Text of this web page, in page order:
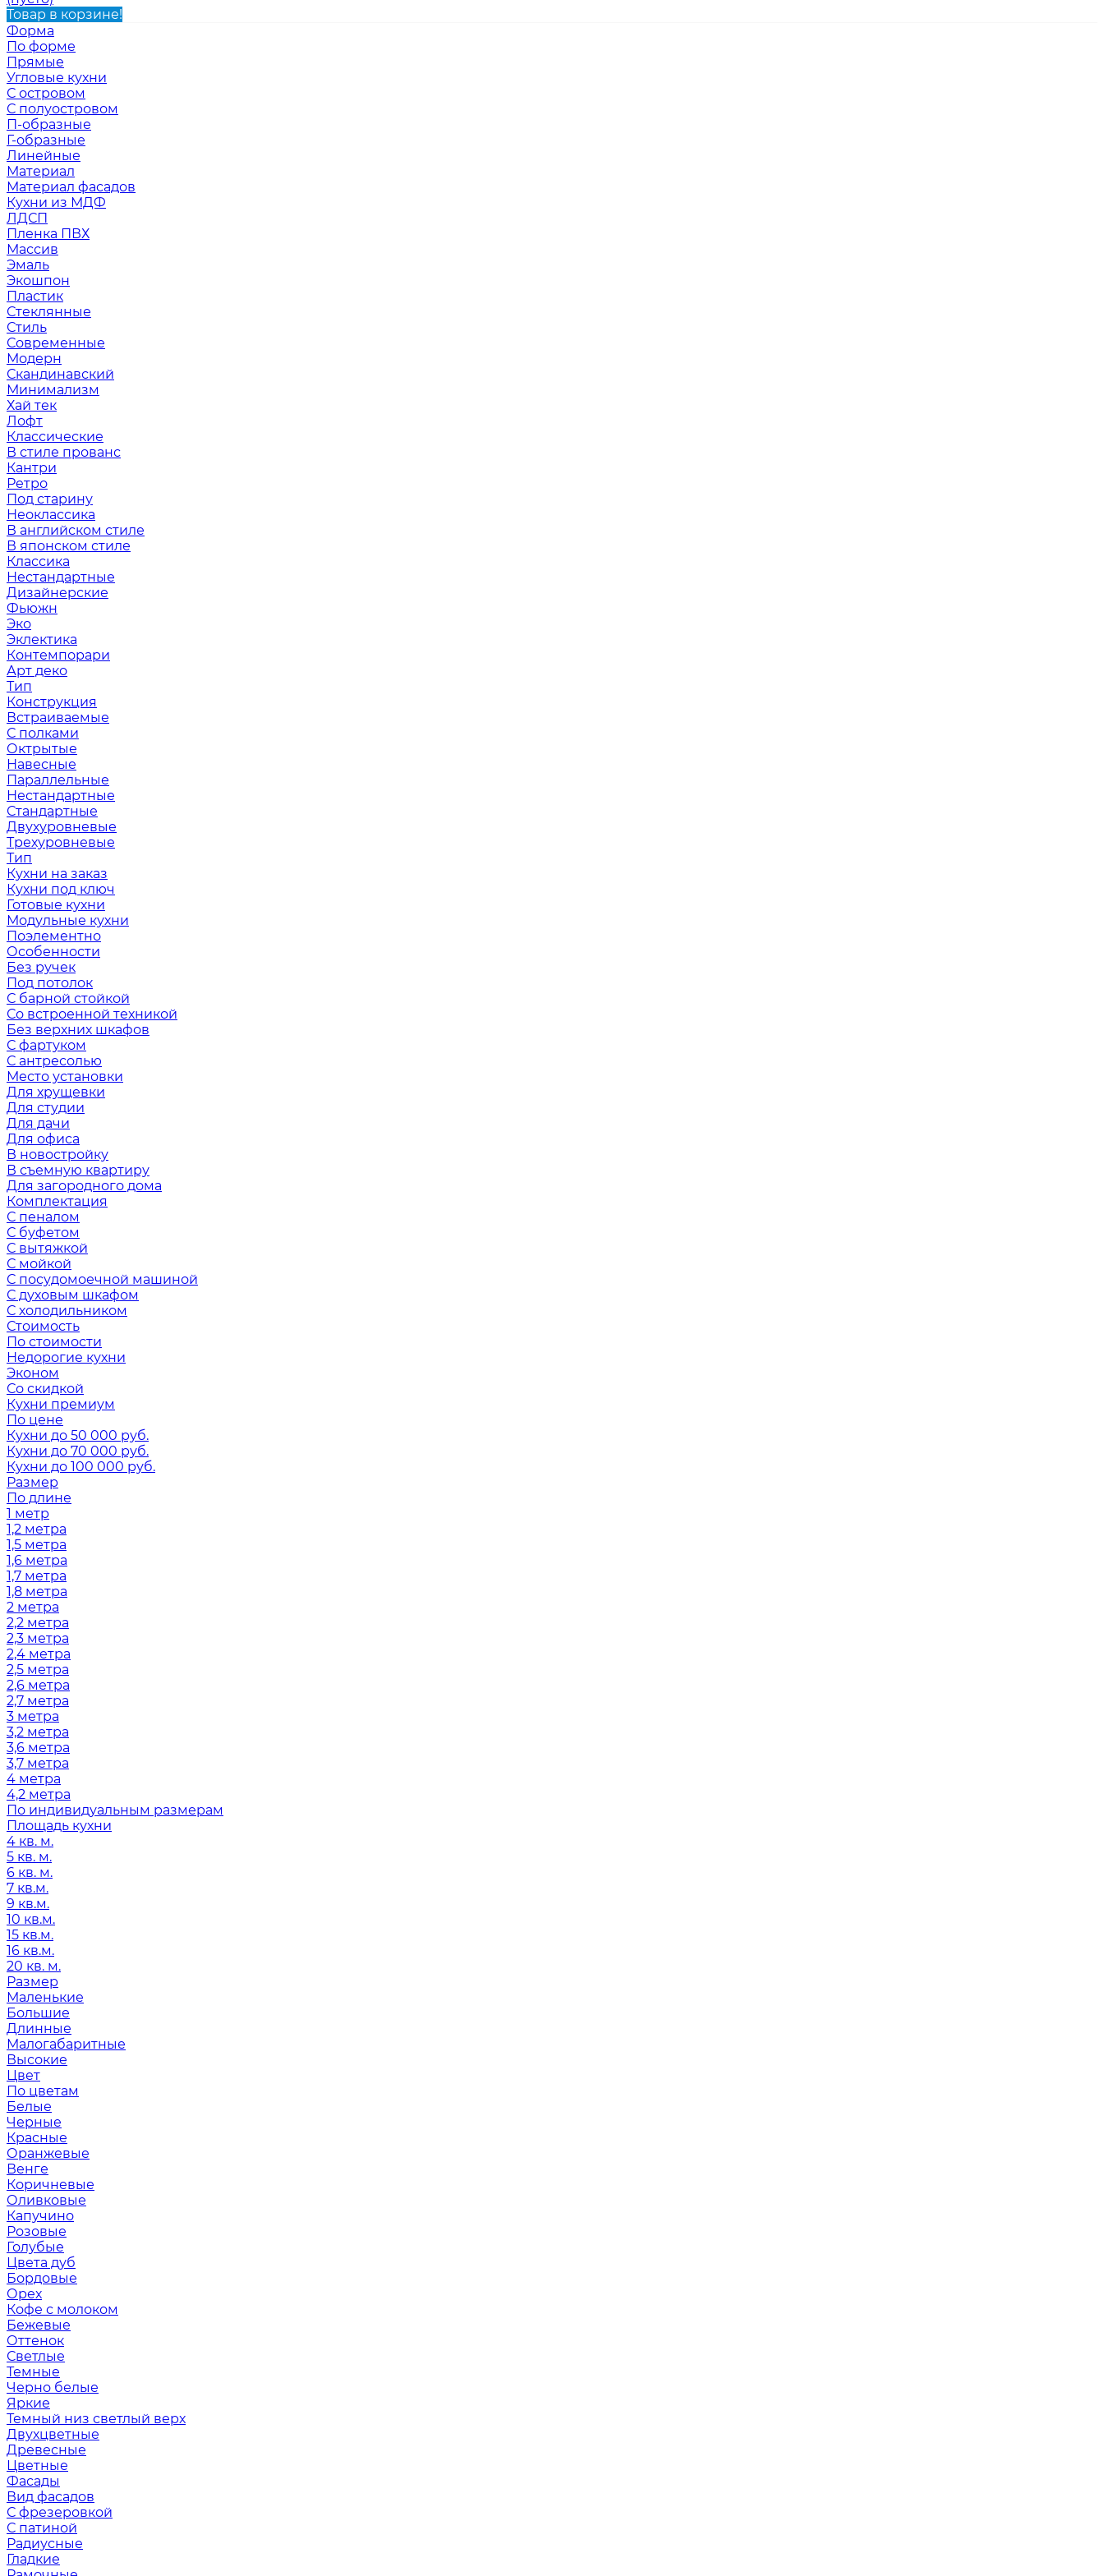
Товар в корзине!
Форма
По форме
Прямые
Угловые кухни
С островом
С полуостровом
П-образные
Г-образные
Линейные
Материал
Материал фасадов
Кухни из МДФ
ЛДСП
Пленка ПВХ
Массив
Эмаль
Экошпон
Пластик
Стеклянные
Стиль
Современные
Модерн
Скандинавский
Минимализм
Хай тек
Лофт
Классические
В стиле прованс
Кантри
Ретро
Под старину
Неоклассика
В английском стиле
В японском стиле
Классика
Нестандартные
Дизайнерские
Фьюжн
Эко
Эклектика
Контемпорари
Арт деко
Тип
Конструкция
Встраиваемые
С полками
Октрытые
Навесные
Параллельные
Нестандартные
Стандартные
Двухуровневые
Трехуровневые
Тип
Кухни на заказ
Кухни под ключ
Готовые кухни
Модульные кухни
Поэлементно
Особенности
Без ручек
Под потолок
С барной стойкой
Со встроенной техникой
Без верхних шкафов
С фартуком
С антресолью
Место установки
Для хрущевки
Для студии
Для дачи
Для офиса
В новостройку
В съемную квартиру
Для загородного дома
Комплектация
С пеналом
С буфетом
С вытяжкой
С мойкой
С посудомоечной машиной
С духовым шкафом
С холодильником
Стоимость
По стоимости
Недорогие кухни
Эконом
Со скидкой
Кухни премиум
По цене
Кухни до 50 000 руб.
Кухни до 70 000 руб.
Кухни до 100 000 руб.
Размер
По длине
1 метр
1,2 метра
1,5 метра
1,6 метра
1,7 метра
1,8 метра
2 метра
2,2 метра
2,3 метра
2,4 метра
2,5 метра
2,6 метра
2,7 метра
3 метра
3,2 метра
3,6 метра
3,7 метра
4 метра
4,2 метра
По индивидуальным размерам
Площадь кухни
4 кв. м.
5 кв. м.
6 кв. м.
7 кв.м.
9 кв.м.
10 кв.м.
15 кв.м.
16 кв.м.
20 кв. м.
Размер
Маленькие
Большие
Длинные
Малогабаритные
Высокие
Цвет
По цветам
Белые
Черные
Красные
Оранжевые
Венге
Коричневые
Оливковые
Капучино
Розовые
Голубые
Цвета дуб
Бордовые
Орех
Кофе с молоком
Бежевые
Оттенок
Светлые
Темные
Черно белые
Яркие
Темный низ светлый верх
Двухцветные
Древесные
Цветные
Фасады
Вид фасадов
С фрезеровкой
С патиной
Радиусные
Гладкие